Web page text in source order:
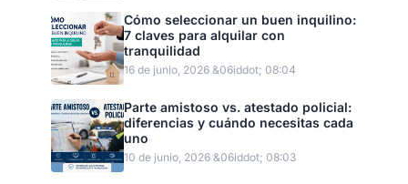
Cómo seleccionar un buen inquilino:
7 claves para alquilar con
tranquilidad
16 de junio, 2026 &06iddot; 08:04
Parte amistoso vs. atestado policial:
diferencias y cuándo necesitas cada
uno
10 de junio, 2026 &06iddot; 08:03